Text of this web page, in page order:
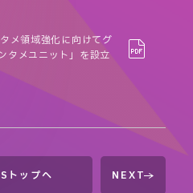
メ領域強化に向けてグ
タメユニット」を設立
トップへ NEXT